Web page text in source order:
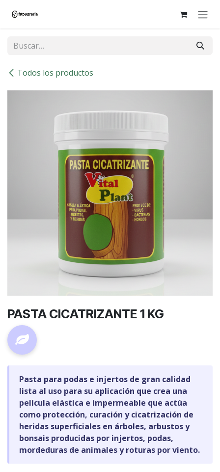
Todos los productos
PASTA CICATRIZANTE 1 KG
Pasta para podas e injertos de gran calidad
lista al uso para su aplicación que crea una
película elástica e impermeable que actúa
como protección, curación y cicatrización de
heridas superficiales en árboles, arbustos y
bonsais producidas por injertos, podas,
mordeduras de animales y roturas por viento.